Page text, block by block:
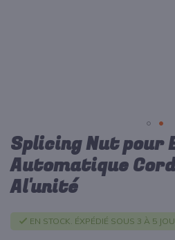
Passer
au
début
de
la
d’images
Splicing Nut pour
Automatique
Al'unité
EN STOCK. ÉXPÉDIÉ SOUS 3 À 5